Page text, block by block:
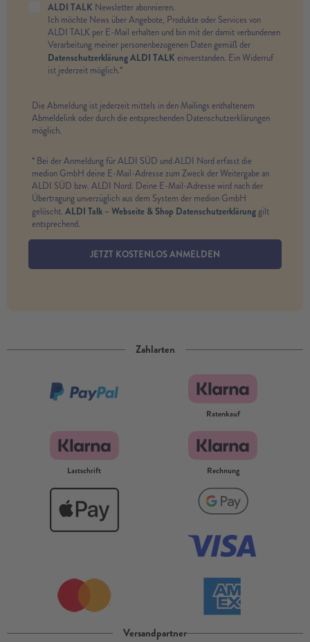
ALDI TALK Newsletter abonnieren.
Ich möchte News über Angebote, Produkte oder Services von
ALDI TALK per E-Mail erhalten und bin mit der damit verbundenen
Verarbeitung meiner personenbezogenen Daten gemäß der
Datenschutzerklärung ALDI TALK einverstanden. Ein Widerruf
ist jederzeit möglich.*
Die Abmeldung ist jederzeit mittels in den Mailings enthaltenem
Abmeldelink oder durch die entsprechenden Datenschutzerklärungen
möglich.
* Bei der Anmeldung für ALDI SÜD und ALDI Nord erfasst die
medion GmbH deine E-Mail-Adresse zum Zweck der Weitergabe an
ALDI SÜD bzw. ALDI Nord. Deine E-Mail-Adresse wird nach der
Übertragung unverzüglich aus dem System der medion GmbH
gelöscht. ALDI Talk – Webseite & Shop Datenschutzerklärunggilt
entsprechend.
JETZT KOSTENLOS ANMELDEN
Zahlarten
Ratenkauf
Lastschrift Rechnung
Versandpartner